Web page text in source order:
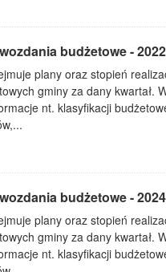
budżetowe -
plany oraz stopień
gminy za dany kwartał.
nt. klasyfikacji
budżetowe -
plany oraz stopień
gminy za dany kwartał.
nt. klasyfikacji